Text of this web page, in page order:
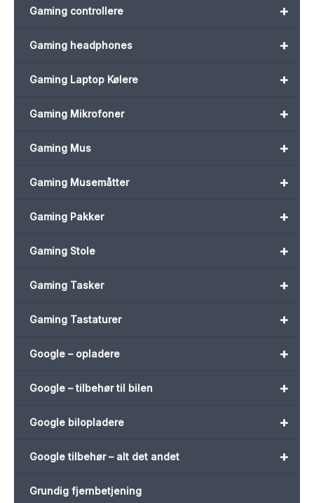
+
Gaming controllere
+
Gaming headphones
+
Gaming Laptop Kølere
+
Gaming Mikrofoner
+
Gaming Mus
+
Gaming Musemåtter
+
Gaming Pakker
+
Gaming Stole
+
Gaming Tasker
+
Gaming Tastaturer
+
Google – opladere
+
Google – tilbehør til bilen
+
Google bilopladere
+
Google tilbehør – alt det andet
Grundig fjernbetjening